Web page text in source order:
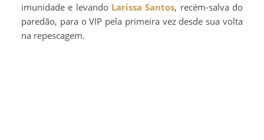
imunidade e levando Larissa Santos, recém-salva do
paredão, para o VIP pela primeira vez desde sua volta
na repescagem.